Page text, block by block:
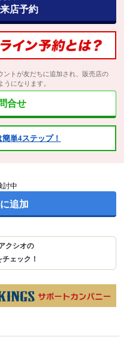
店予約
ントが友だちに追加され、販売店の
うになります。
合せ
単4ステップ！
討中
追加
クシオの
チェック！